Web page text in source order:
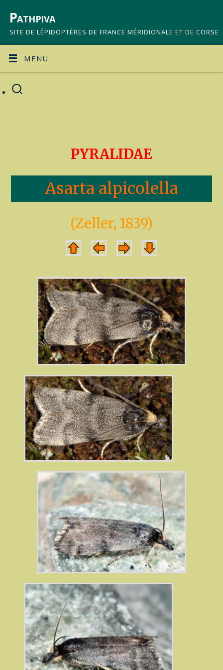
Pathpiva
SITE DE LÉPIDOPTÈRES DE FRANCE MÉRIDIONALE ET DE CORSE
MENU
PYRALIDAE
Asarta alpicolella
(Zeller, 1839)